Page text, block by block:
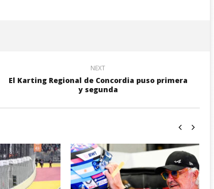
NEXT
El Karting Regional de Concordia puso primera
y segunda